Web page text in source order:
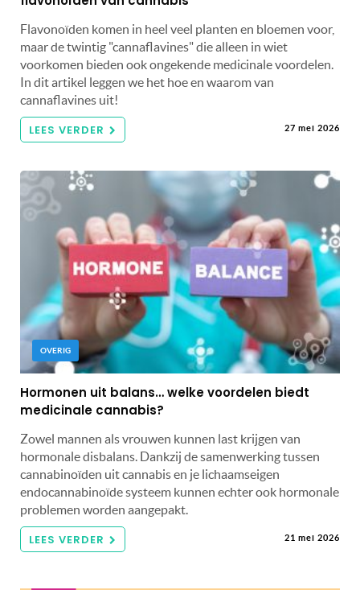
Flavonoïden komen in heel veel planten en bloemen voor,
maar de twintig "cannaflavines" die alleen in wiet
voorkomen bieden ook ongekende medicinale voordelen.
In dit artikel leggen we het hoe en waarom van
cannaflavines uit!
LEES VERDER 27 mei 2026
OVERIG
Hormonen uit balans… welke voordelen biedt
medicinale cannabis?
Zowel mannen als vrouwen kunnen last krijgen van
hormonale disbalans. Dankzij de samenwerking tussen
cannabinoïden uit cannabis en je lichaamseigen
endocannabinoïde systeem kunnen echter ook hormonale
problemen worden aangepakt.
LEES VERDER 21 mei 2026